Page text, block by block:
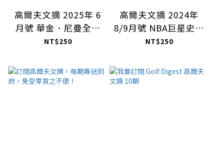
高爾夫文摘 2025年 6
月號 華金．尼曼全面
提升揮桿速度＆觸球品
NT$250
高爾夫文摘 2024年
8/9月號 NBA巨星史蒂
芬．柯瑞的高爾夫夢想
報導
NT$250